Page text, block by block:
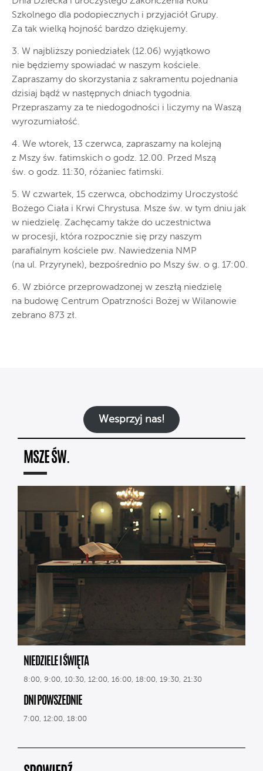
Szkolnego dla podopiecznych i przyjaciół Grupy.
Za tak wielką hojność bardzo dziękujemy.
3. W najbliższy poniedziałek (12.06) wyjątkowo
nie będziemy spowiadać w naszym kościele.
Zapraszamy do skorzystania z sakramentu pojednania
dzisiaj bądź w następnych dniach tygodnia.
Przepraszamy za te niedogodności i liczymy na Waszą
wyrozumiałość.
4. We wtorek, 13 czerwca, zapraszamy na kolejną
z Mszy św. fatimskich o godz. 12.00. Przed Mszą
św. o godz. 11:30, różaniec fatimski.
5. W czwartek, 15 czerwca, obchodzimy Uroczystość
Bożego Ciała i Krwi Chrystusa. Msze św. w tym dniu jak
w niedzielę. Zachęcamy także do uczestnictwa
w procesji, która rozpocznie się przy naszym
parafialnym kościele pw. Nawiedzenia NMP
(na ul. Przyrynek), bezpośrednio po Mszy św. o g. 17:00.
6. W zbiórce przeprowadzonej w zeszłą niedzielę
na budowę Centrum Opatrzności Bożej w Wilanowie
zebrano 873 zł.
Wesprzyj nas!
MSZE ŚW.
NIEDZIELE I ŚWIĘTA
8:00, 9:00, 10:30, 12:00, 16:00, 18:00, 19:30, 21:30
DNI POWSZEDNIE
7:00, 12:00, 18:00